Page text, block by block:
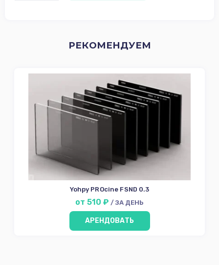
РЕКОМЕНДУЕМ
Yohpy PROcine FSND 0.3
от 510 ₽ / ЗА ДЕНЬ
АРЕНДОВАТЬ